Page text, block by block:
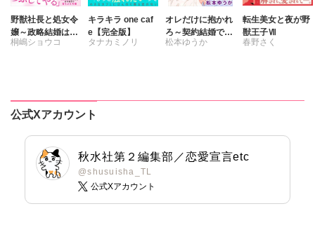
野獣社長と処女令
嬢～政略結婚はじ
めました～【完全
桐嶋ショウコ
キラキラ one caf
e【完全版】
タナカミノリ
オレだけに抱かれ
ろ～契約結婚で憧
れの教授の妻にな
松本ゆうか
転生美女と夜が野
獣王子Ⅶ
春野さく
公式Xアカウント
秋水社第２編集部／恋愛宣言etc
@shusuisha_TL
公式Xアカウント